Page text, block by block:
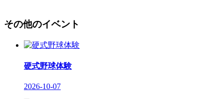
その他のイベント
硬式野球体験
2026-10-07